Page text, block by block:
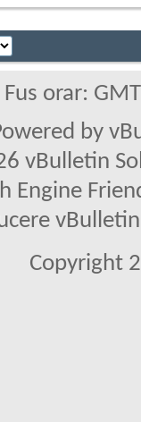
Fus orar:
by
vBulletin
Engine
Copyright